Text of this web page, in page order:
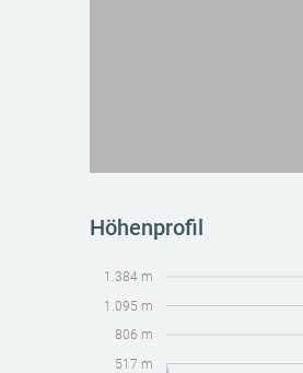
Höhenprofil
517 m
806 m
1.095 m
1.384 m